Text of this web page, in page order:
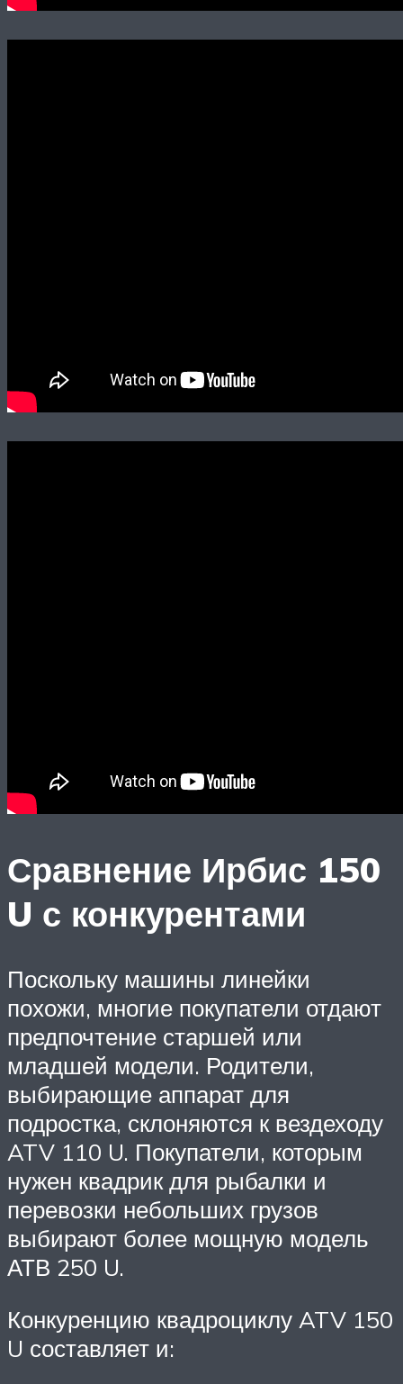
Сравнение Ирбис 150
U с конкурентами
Поскольку машины линейки
похожи, многие покупатели отдают
предпочтение старшей или
младшей модели. Родители,
выбирающие аппарат для
подростка, склоняются к вездеходу
ATV 110 U. Покупатели, которым
нужен квадрик для рыбалки и
перевозки небольших грузов
выбирают более мощную модель
АТВ 250 U.
Конкуренцию квадроциклу ATV 150
U составляет и: